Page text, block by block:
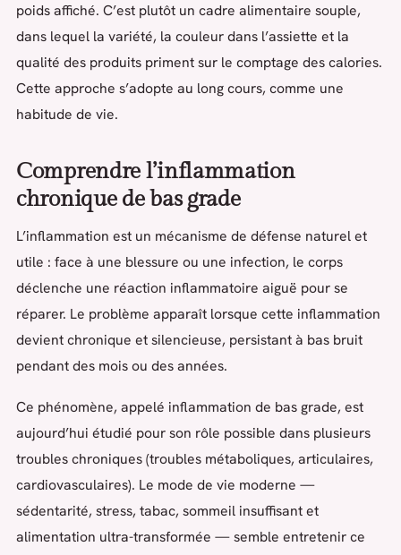
poids affiché. C’est plutôt un cadre alimentaire souple,
dans lequel la variété, la couleur dans l’assiette et la
qualité des produits priment sur le comptage des calories.
Cette approche s’adopte au long cours, comme une
habitude de vie.
Comprendre l’inflammation
chronique de bas grade
L’inflammation est un mécanisme de défense naturel et
utile : face à une blessure ou une infection, le corps
déclenche une réaction inflammatoire aiguë pour se
réparer. Le problème apparaît lorsque cette inflammation
devient chronique et silencieuse, persistant à bas bruit
pendant des mois ou des années.
Ce phénomène, appelé inflammation de bas grade, est
aujourd’hui étudié pour son rôle possible dans plusieurs
troubles chroniques (troubles métaboliques, articulaires,
cardiovasculaires). Le mode de vie moderne —
sédentarité, stress, tabac, sommeil insuffisant et
alimentation ultra-transformée — semble entretenir ce